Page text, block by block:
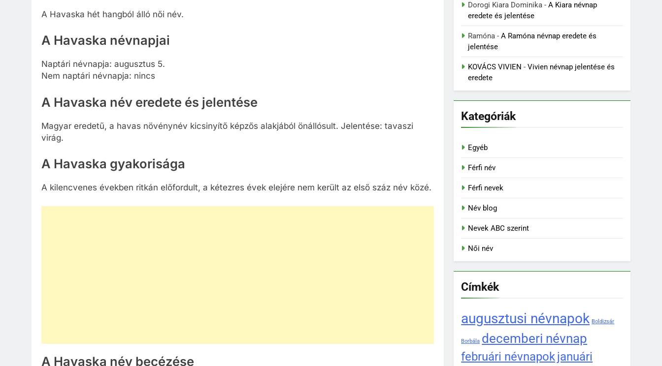
A Havaska hét hangból álló női név.
A Havaska névnapjai
Naptári névnapja: augusztus 5.
Nem naptári névnapja: nincs
A Havaska név eredete és jelentése
Magyar eredetű, a havas növénynév kicsinyítő képzős alakjából önállósult. Jelentése: tavaszi
virág.
A Havaska gyakorisága
A kilencvenes években ritkán előfordult, a kétezres évek elejére nem került az első száz név közé.
A Havaska név becézése
Dorogi Kiara Dominika -A Kiara névnap
eredete és jelentése
Ramóna -A Ramóna névnap eredete és
jelentése
KOVÁCS VIVIEN -Vivien névnap jelentése és
eredete
Kategóriák
Egyéb
Férfi név
Férfi nevek
Név blog
Nevek ABC szerint
Női név
Címkék
augusztusi névnapok Boldizsár
Borbála decemberi névnap
februári névnapokjanuári